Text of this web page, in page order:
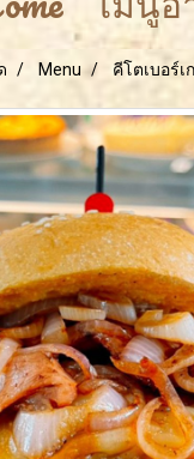
Menu คีโตเบอร์เ